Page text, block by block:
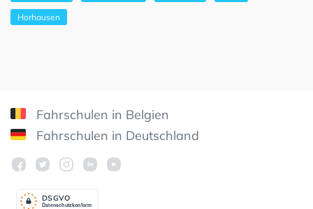
Horhausen
Fahrschulen in Belgien
Fahrschulen in Deutschland
Datenschutzkonform
DSGVO